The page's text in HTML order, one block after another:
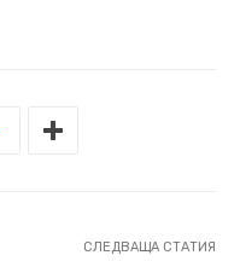
СЛЕДВАЩА СТАТИЯ